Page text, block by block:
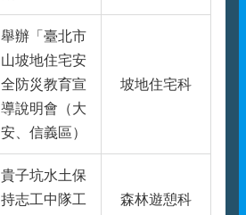
舉辦「臺北市
山坡地住宅安
全防災教育宣
導說明會（大
安、信義區）
坡地住宅科
貴子坑水土保
持志工中隊工
森林遊憩科